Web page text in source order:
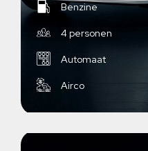
Benzine
4 personen
Automaat
Airco